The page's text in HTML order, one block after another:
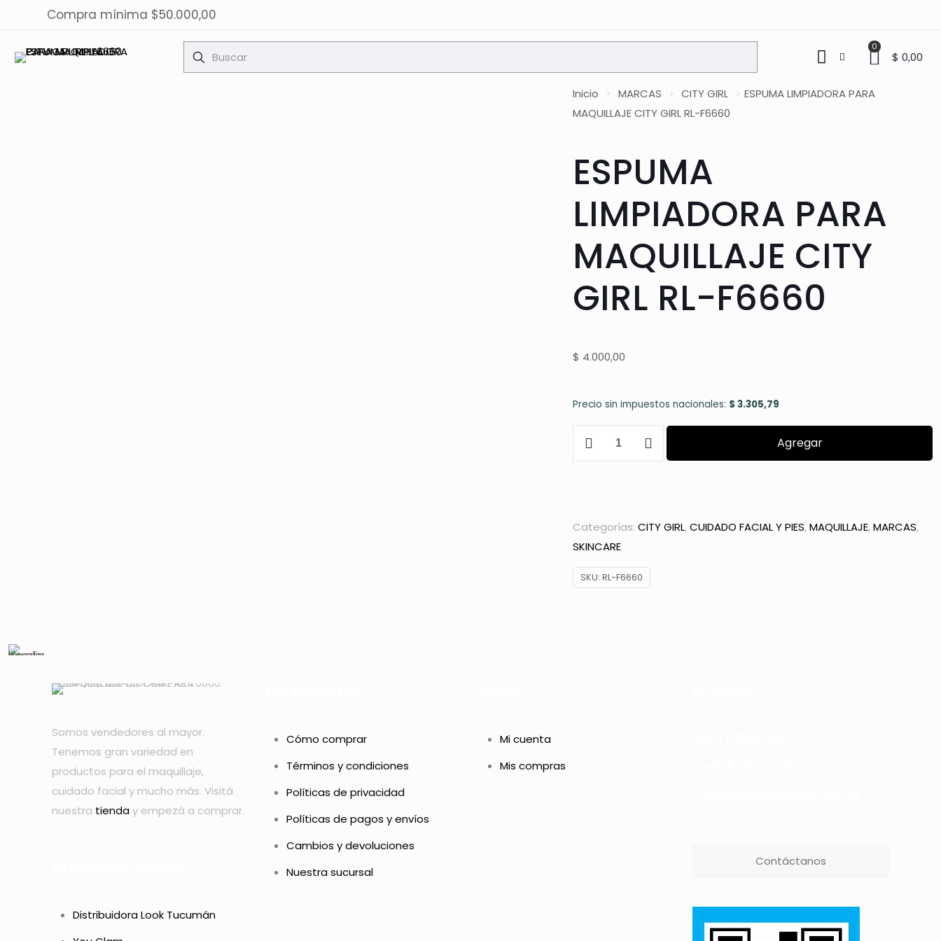
Compra mínima $50.000,00
0
$ 0,00
Inicio > MARCAS > CITY GIRL > ESPUMA LIMPIADORA PARA
MAQUILLAJE CITY GIRL RL-F6660
ESPUMA
LIMPIADORA PARA
MAQUILLAJE CITY
GIRL RL-F6660
$ 4.000,00
Precio sin impuestos nacionales: $3.305,79
GIRL
RL-
F6660
cantidad
Agregar
Categorías:CITY GIRL,CUIDADO FACIAL Y PIES,MAQUILLAJE,MARCAS,
SKINCARE
SKU:RL-F6660
Somos vendedores al mayor.
Tenemos gran variedad en
productos para el maquillaje,
cuidado facial y mucho más. Visitá
nuestra tienday empezá a comprar.
Distribuidora Look Tucumán
Cómo comprar
Términos y condiciones
Políticas de privacidad
Políticas de pagos y envíos
Cambios y devoluciones
Nuestra sucursal
Mi cuenta
Mis compras
Contáctanos